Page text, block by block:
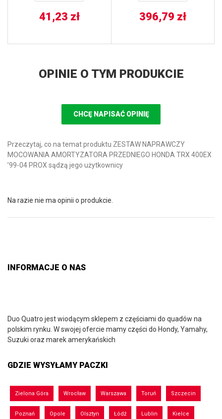
41,23 zł 396,79 zł
OPINIE O TYM PRODUKCIE
CHCĘ NAPISAĆ OPINIĘ
Przeczytaj, co na temat produktu ZESTAW NAPRAWCZY
MOCOWANIA AMORTYZATORA PRZEDNIEGO HONDA TRX 400EX
’99-04 PROX sądzą jego użytkownicy
Na razie nie ma opinii o produkcie.
INFORMACJE O NAS
Duo Quatro jest wiodącym sklepem z częściami do quadów na
polskim rynku. W swojej ofercie mamy części do Hondy, Yamahy,
Suzuki oraz marek amerykańskich
GDZIE WYSYŁAMY PACZKI
Zielona Góra Wrocław Warszawa Toruń Szczecin
Poznań Opole Olsztyn Łódź Lublin Kielce